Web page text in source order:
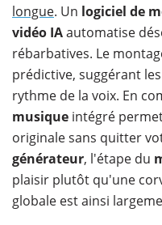
longue. Un logiciel de
vidéo IAautomatise
rébarbatives. Le
prédictive, suggérant
rythme de la voix. En
musique intégré
originale sans quitter
générateur, l'étape du
plaisir plutôt qu'une
globale est ainsi